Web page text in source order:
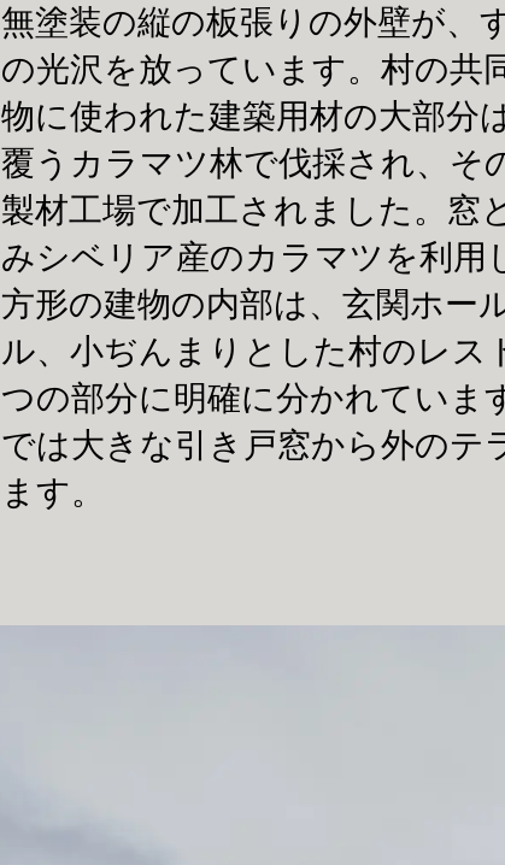
無塗装の縦の板張りの外壁が、
の光沢を放っています。村の共
物に使われた建築用材の大部分
覆うカラマツ林で伐採され、そ
製材工場で加工されました。窓
みシベリア産のカラマツを利用
方形の建物の内部は、玄関ホー
ル、小ぢんまりとした村のレス
つの部分に明確に分かれていま
では大きな引き戸窓から外のテ
ます。